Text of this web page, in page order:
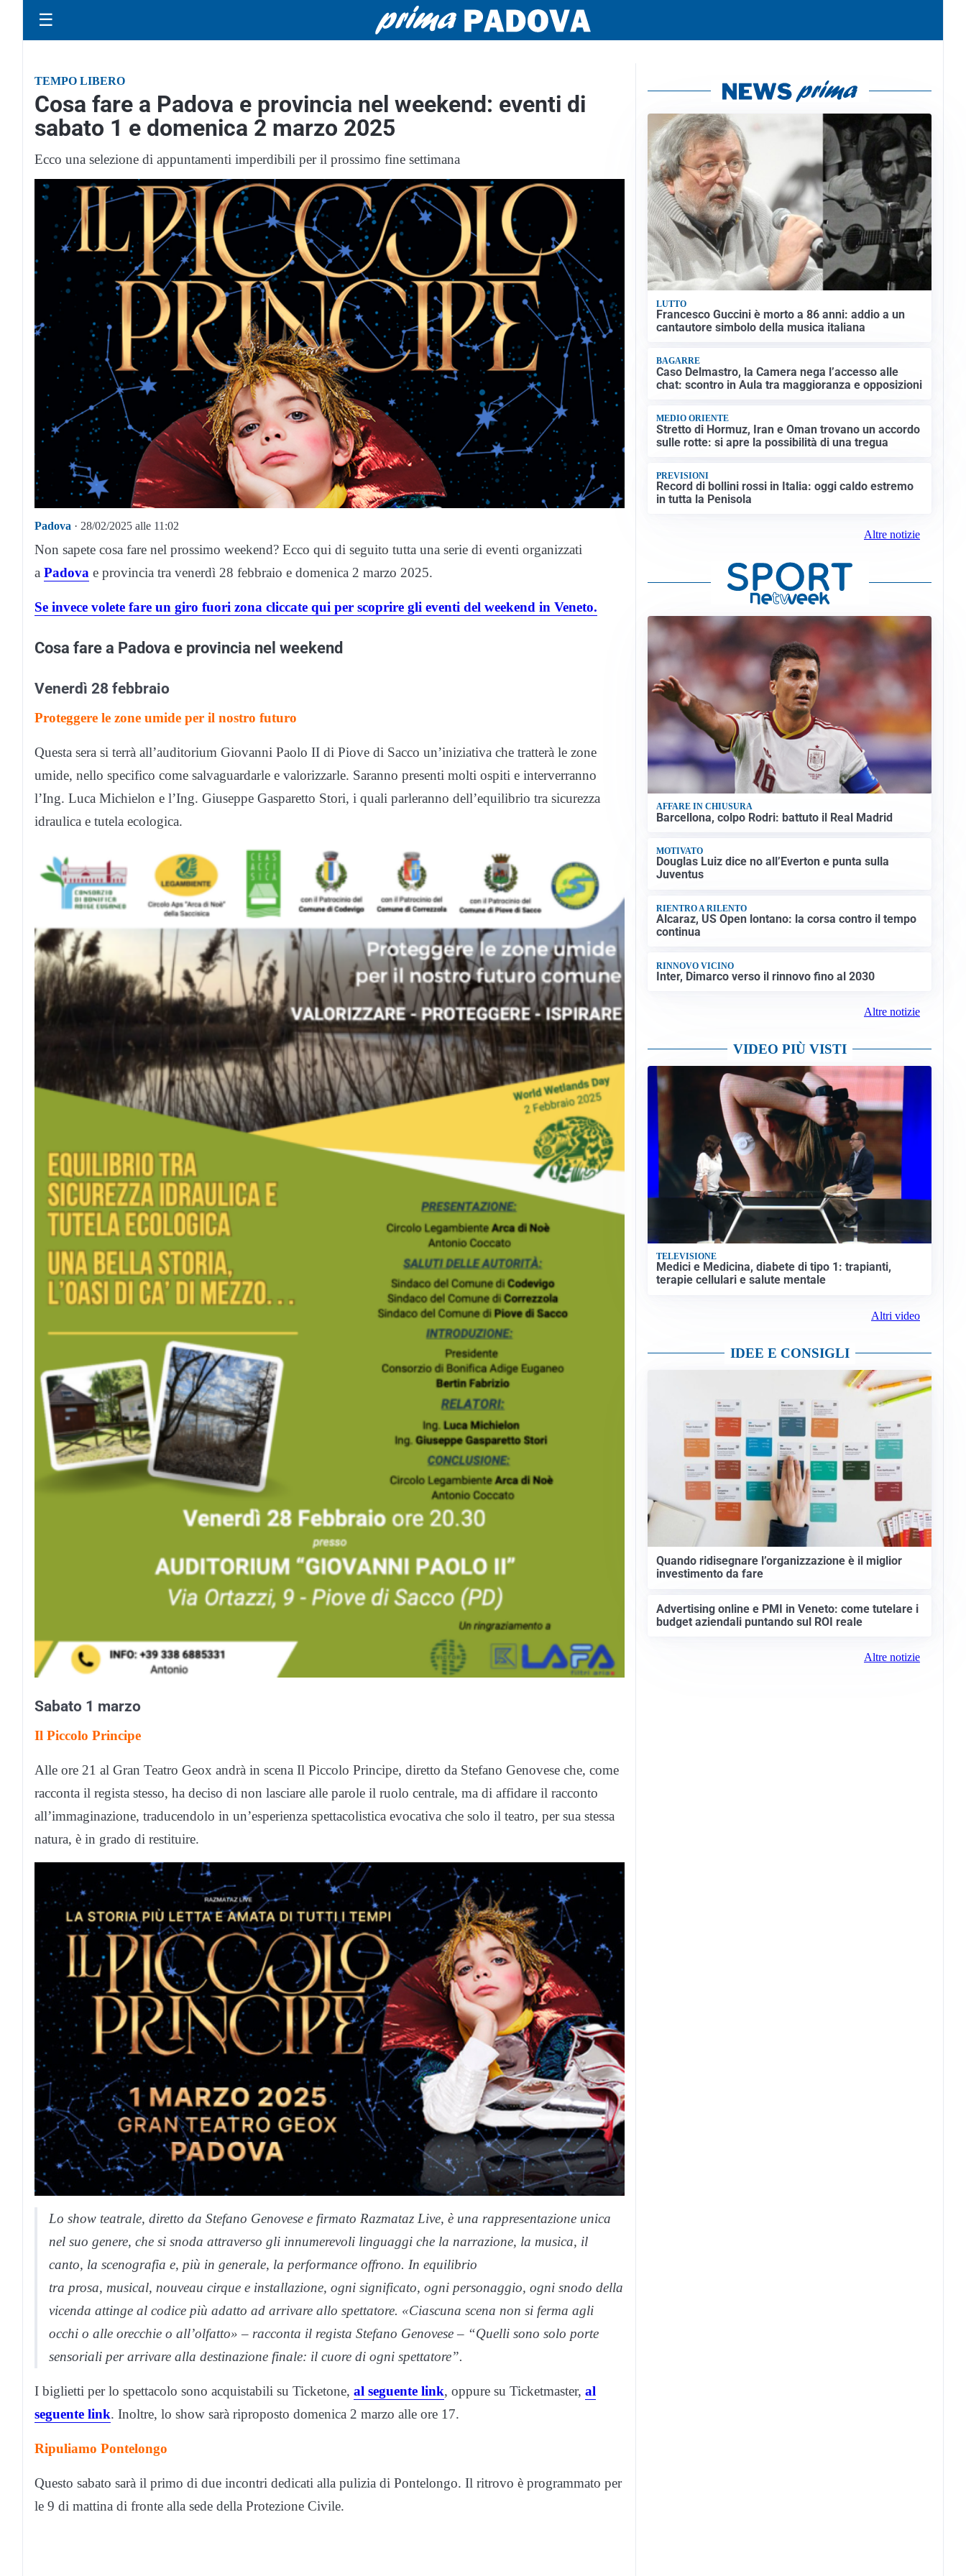
☰
TEMPO LIBERO
Cosa fare a Padova e provincia nel weekend: eventi di
sabato 1 e domenica 2 marzo 2025
Ecco una selezione di appuntamenti imperdibili per il prossimo fine settimana
Padova · 28/02/2025 alle 11:02
Non sapete cosa fare nel prossimo weekend? Ecco qui di seguito tutta una serie di eventi organizzati
a Padova e provincia tra venerdì 28 febbraio e domenica 2 marzo 2025.
Se invece volete fare un giro fuori zona cliccate qui per scoprire gli eventi del weekend in Veneto.
Cosa fare a Padova e provincia nel weekend
Venerdì 28 febbraio
Proteggere le zone umide per il nostro futuro
Questa sera si terrà all’auditorium Giovanni Paolo II di Piove di Sacco un’iniziativa che tratterà le zone
umide, nello specifico come salvaguardarle e valorizzarle. Saranno presenti molti ospiti e interverranno
l’Ing. Luca Michielon e l’Ing. Giuseppe Gasparetto Stori, i quali parleranno dell’equilibrio tra sicurezza
idraulica e tutela ecologica.
Sabato 1 marzo
Il Piccolo Principe
Alle ore 21 al Gran Teatro Geox andrà in scena Il Piccolo Principe, diretto da Stefano Genovese che, come
racconta il regista stesso, ha deciso di non lasciare alle parole il ruolo centrale, ma di affidare il racconto
all’immaginazione, traducendolo in un’esperienza spettacolistica evocativa che solo il teatro, per sua stessa
natura, è in grado di restituire.
Lo show teatrale, diretto da Stefano Genovese e firmato Razmataz Live, è una rappresentazione unica
nel suo genere, che si snoda attraverso gli innumerevoli linguaggi che la narrazione, la musica, il
canto, la scenografia e, più in generale, la performance offrono. In equilibrio
tra prosa, musical, nouveau cirque e installazione, ogni significato, ogni personaggio, ogni snodo della
vicenda attinge al codice più adatto ad arrivare allo spettatore. «Ciascuna scena non si ferma agli
occhi o alle orecchie o all’olfatto» – racconta il regista Stefano Genovese – “Quelli sono solo porte
sensoriali per arrivare alla destinazione finale: il cuore di ogni spettatore”.
I biglietti per lo spettacolo sono acquistabili su Ticketone, al seguente link, oppure su Ticketmaster, al
seguente link. Inoltre, lo show sarà riproposto domenica 2 marzo alle ore 17.
Ripuliamo Pontelongo
Questo sabato sarà il primo di due incontri dedicati alla pulizia di Pontelongo. Il ritrovo è programmato per
le 9 di mattina di fronte alla sede della Protezione Civile.
LUTTO
Francesco Guccini è morto a 86 anni: addio a un
cantautore simbolo della musica italiana
BAGARRE
Caso Delmastro, la Camera nega l’accesso alle
chat: scontro in Aula tra maggioranza e opposizioni
MEDIO ORIENTE
Stretto di Hormuz, Iran e Oman trovano un accordo
sulle rotte: si apre la possibilità di una tregua
PREVISIONI
Record di bollini rossi in Italia: oggi caldo estremo
in tutta la Penisola
Altre notizie
AFFARE IN CHIUSURA
Barcellona, colpo Rodri: battuto il Real Madrid
MOTIVATO
Douglas Luiz dice no all’Everton e punta sulla
Juventus
RIENTRO A RILENTO
Alcaraz, US Open lontano: la corsa contro il tempo
continua
RINNOVO VICINO
Inter, Dimarco verso il rinnovo fino al 2030
Altre notizie
VIDEO PIÙ VISTI
TELEVISIONE
Medici e Medicina, diabete di tipo 1: trapianti,
terapie cellulari e salute mentale
Altri video
IDEE E CONSIGLI
Quando ridisegnare l’organizzazione è il miglior
investimento da fare
Advertising online e PMI in Veneto: come tutelare i
budget aziendali puntando sul ROI reale
Altre notizie